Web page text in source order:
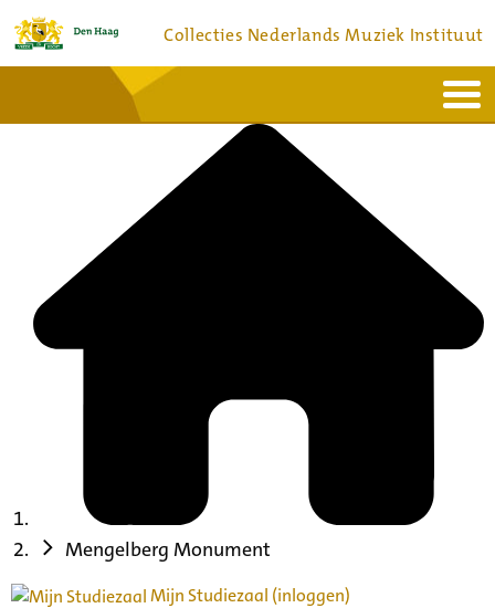
Collecties Nederlands Muziek Instituut
Bronnen en collecties
Mengelberg Monument
Mijn Studiezaal (inloggen)